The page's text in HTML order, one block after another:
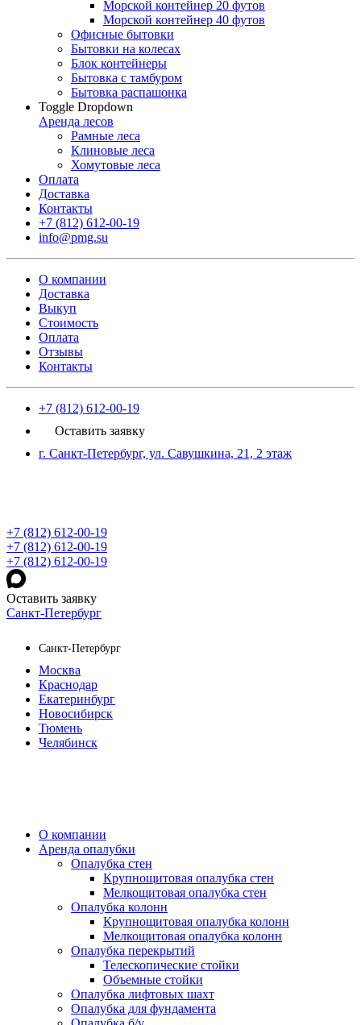
Морской контейнер 20 футов
Морской контейнер 40 футов
Офисные бытовки
Бытовки на колесах
Блок контейнеры
Бытовка с тамбуром
Бытовка распашонка
Toggle Dropdown
Аренда лесов
Рамные леса
Клиновые леса
Хомутовые леса
Оплата
Доставка
Контакты
+7 (812) 612-00-19
info@pmg.su
О компании
Доставка
Выкуп
Стоимость
Оплата
Отзывы
Контакты
+7 (812) 612-00-19
Оставить заявку
г. Санкт-Петербург, ул. Савушкина, 21, 2 этаж
+7 (812) 612-00-19
+7 (812) 612-00-19
+7 (812) 612-00-19
Оставить заявку
Санкт-Петербург
Санкт-Петербург
Москва
Краснодар
Екатеринбург
Новосибирск
Тюмень
Челябинск
О компании
Аренда опалубки
Опалубка стен
Крупнощитовая опалубка стен
Мелкощитовая опалубка стен
Опалубка колонн
Крупнощитовая опалубка колонн
Мелкощитовая опалубка колонн
Опалубка перекрытий
Телескопические стойки
Объемные стойки
Опалубка лифтовых шахт
Опалубка для фундамента